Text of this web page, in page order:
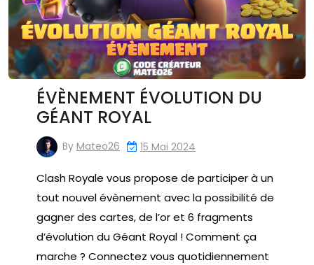
ÉVÈNEMENT ÉVOLUTION DU
GÉANT ROYAL
By Mateo26 15 Mai 2024
Clash Royale vous propose de participer à un
tout nouvel évènement avec la possibilité de
gagner des cartes, de l’or et 6 fragments
d’évolution du Géant Royal ! Comment ça
marche ? Connectez vous quotidiennement